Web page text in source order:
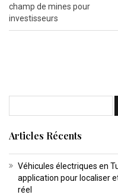
champ de mines pour
investisseurs
Articles Récents
Véhicules électriques en
application pour localiser
réel